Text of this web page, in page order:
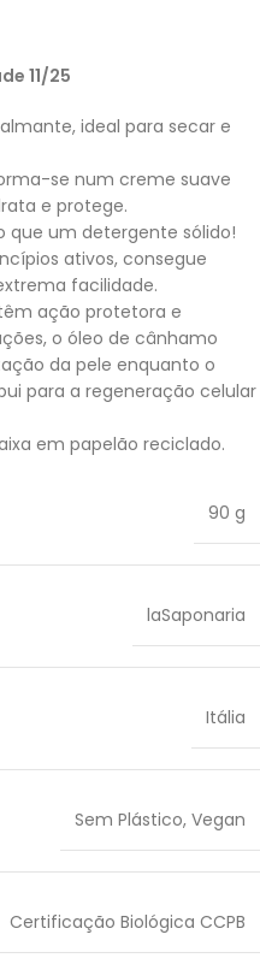
11/25
ideal para secar e
se num creme suave
e protege.
que um detergente sólido!
ativos, consegue
facilidade.
ação protetora e
o óleo de cânhamo
da pele enquanto o
para a regeneração celular
em papelão reciclado.
90 g
laSaponaria
Itália
Sem Plástico, Vegan
Certificação Biológica CCPB